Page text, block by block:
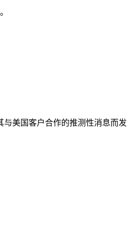
美国客户合作的推测性消息而发